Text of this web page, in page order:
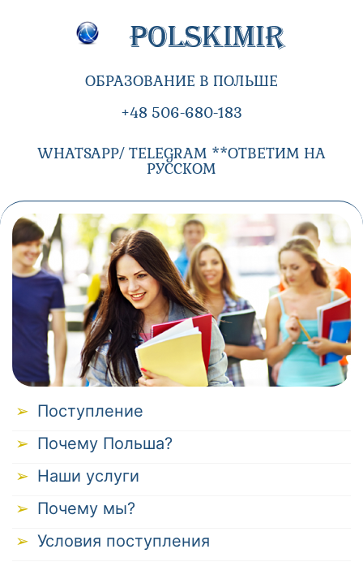
ОБРАЗОВАНИЕ В ПОЛЬШЕ
+48 506-680-183
WHATSAPP/ TELEGRAM **ОТВЕТИМ НА
РУССКОМ
Поступление
Почему Польша?
Наши услуги
Почему мы?
Условия поступления